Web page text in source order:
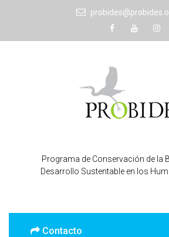
Programa de Conservación de la
Desarrollo Sustentable en los
Contacto